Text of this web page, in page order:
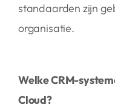
standaarden zijn
organisatie.
Welke CRM-
Cloud?